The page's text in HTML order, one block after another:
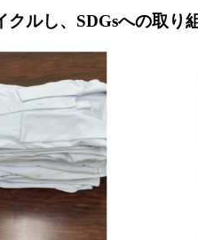
ルし、SDGsへの取り